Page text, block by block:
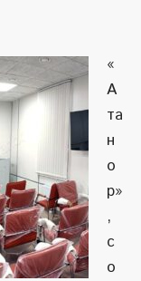
«
А
та
н
о
р»
,
с
о